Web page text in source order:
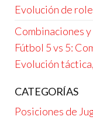
Evolución de
Combinaciones
Fútbol 5 vs 5:
Evolución
CATEGORÍAS
Posiciones de